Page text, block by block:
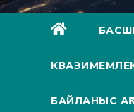
БАЙЛАНЫС